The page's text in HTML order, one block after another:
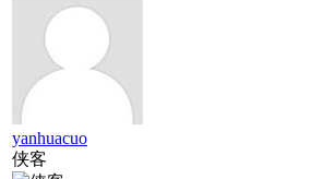
yanhuacuo
侠客